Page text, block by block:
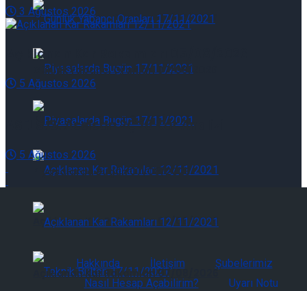
Günlük Yabancı Oranları 07/08/2026
Piyasalarda Bugün 07/08/2026
Açıklanan Kar Rakamları 07/08/2026
Günlük Yabancı Oranları 07/08/2026
Piyasalarda Bugün 07/08/2026
Açıklanan Kar Rakamları 07/08/2026
3 Ağustos 2026
Açıklanan Kar Rakamları 05/08/2026
5 Ağustos 2026
ASELS.IS: Aselsan 2Ç26 Kar Analizi
5 Ağustos 2026
Hakkında İletişim
Şubelerimiz
Nasıl Hesap Açabilirim?
Uyarı Notu